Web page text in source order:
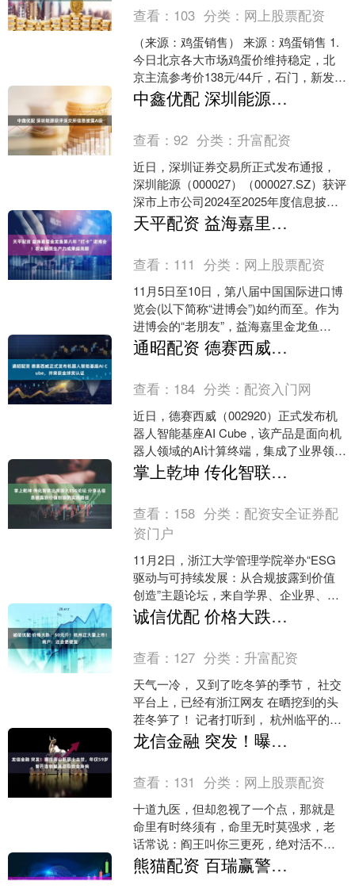
查看： 103 分类： 网上股票配资
（来源：鸡蛋销售） 来源：鸡蛋销售 1.
今日北京各大市场鸡蛋价维持稳定，北
京主流参考价138元/44斤，石门，新发
地、回龙观等主流批发价130元/44斤；大
洋路....
中鑫优配 深圳能源获评深交所信息披露A级
查看：92 分类： 升富配资
近日，深圳证券交易所正式发布通报，
深圳能源（000027）（000027.SZ）获评
深市上市公司2024至2025年度信息披露
评价最高等级——A级（优秀）。今年....
天平配资 益海嘉里金龙鱼第八年“打卡”进博会！农业新质生产力成果超亮眼
查看： 111 分类： 网上股票配资
11月5日至10日，第八届中国国际进口博
览会(以下简称“进博会”)如约而至。作为
进博会的“老朋友”，益海嘉里金龙鱼
（300999）及母公司丰益国际年年赴
约，已是....
通昭配资 德赛西威正式发布机器人智能基座AI Cube，并荣获金球奖认证
查看： 184 分类： 配资入门网
近日，德赛西威（002920）正式发布机
器人智能基座AI Cube，该产品是面向机
器人领域的AI计算终端，集成了业界领先
的高性能计算平台、中间件与算法框
架。凭借....
掌上乾坤 传化智联出席浙大ESG论坛 分享从信息披露到价值创造的实践路径
查看： 158 分类： 配资安全证券配
资门户
11月2日，浙江大学管理学院举办“ESG
驱动与可持续发展：从合规披露到价值
创造”主题论坛，来自学界、企业界、金
融界的百余位嘉宾齐聚一堂，共话ESG
从 “合规披露....
诚信优配 价格大跌：50元斤！杭州正大量上市！商户：还会更便宜
查看： 127 分类： 升富配资
天气一冷， 又到了吃冬笋的季节， 社交
平台上，已经有浙江网友 在晒挖到的头
茬冬笋了！ 记者打听到， 杭州临平的冬
笋也在这周大规模上市了， ↓↓↓ 有菜场
35元/....
龙信金融 突发！曝终南山靳居士去世，年仅59岁，曾开连锁服装店导致全身病
查看： 131 分类： 网上股票配资
十道九医，但却忽视了一个点，那就是
命里有时终须有，命里无时莫强求，老
话常说：阎王叫你三更死，绝对活不到
五更。 听起来很玄幻，实际却在我们的
生活中不断上演。 11....
熊猫配资 百瑞赢警示：社交平台“性格测试”可能正在收集你的信息